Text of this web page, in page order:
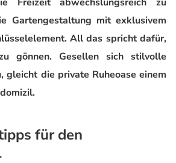
Gartengestaltung mit exklusivem
All das spricht dafür,
gönnen. Gesellen sich stilvolle
gleicht die private Ruheoase einem
.
für den